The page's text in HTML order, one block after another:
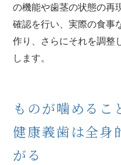
の機能や歯茎の状態の再
確認を行い、実際の食事
作り、さらにそれを調整
します。
ものが噛めるこ
健康義歯は全身
がる